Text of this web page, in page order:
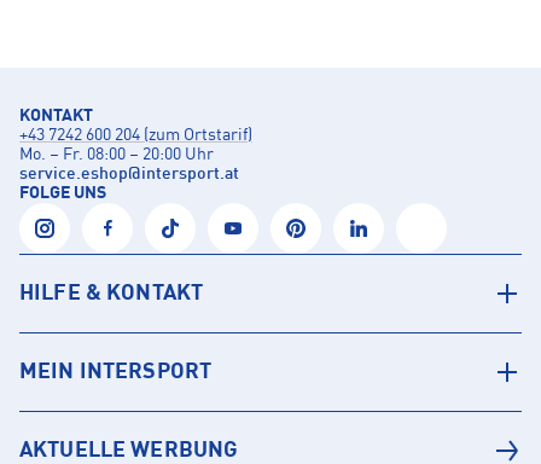
KONTAKT
+43 7242 600 204 (zum Ortstarif)
Mo. – Fr. 08:00 – 20:00 Uhr
service.eshop@intersport.at
FOLGE UNS
HILFE & KONTAKT
MEIN INTERSPORT
AKTUELLE WERBUNG